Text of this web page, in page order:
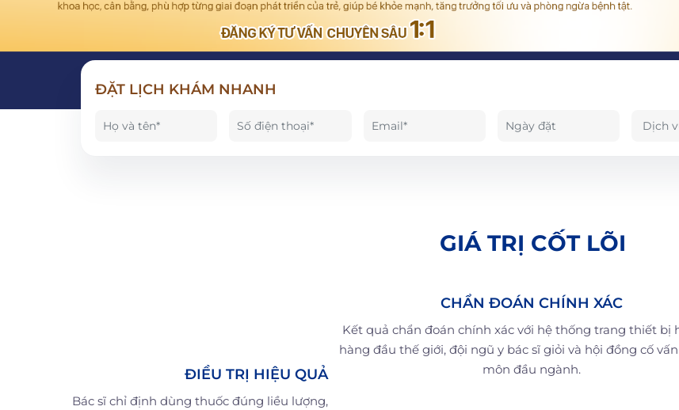
ĐẶT LỊCH KHÁM NHANH
GIÁ TRỊ CỐT LÕI
ĐIỀU TRỊ HIỆU QUẢ
Bác sĩ chỉ định dùng thuốc đúng liều lượng,
CHẨN ĐOÁN CHÍNH XÁC
Kết quả chẩn đoán chính xác với hệ thống trang thiết bị
hàng đầu thế giới, đội ngũ y bác sĩ giỏi và hội đồng cố
môn đầu ngành.